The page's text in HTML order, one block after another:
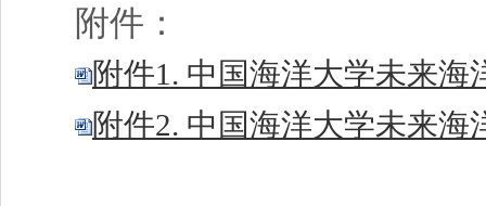
附件：
附件1. 中国海洋大学未来
附件2. 中国海洋大学未来